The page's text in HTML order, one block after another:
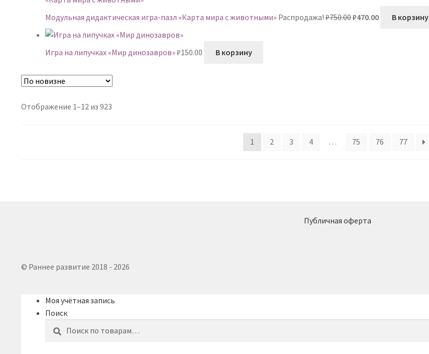
Модульная дидактическая игра-пазл «Карта мира с животными» Распродажа! ₽750.00₽470.00 В корзину
Игра на липучках «Мир динозавров»₽150.00 В корзину
Отображение 1–12 из 923Сортировка:
1
2 3 4 … 75 76 77
Публичная оферта
© Раннее развитие 2018 - 2026
Моя учётная запись
Поиск